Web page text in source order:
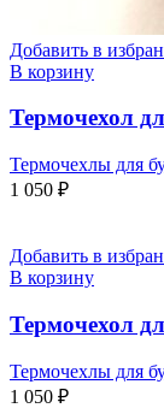
Добавить в
В корзину
Термочехол
Термочехлы для
1 050 ₽
Добавить в
В корзину
Термочехол
Термочехлы для
1 050 ₽